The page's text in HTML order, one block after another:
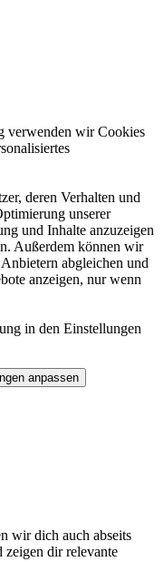
verwenden wir Cookies
deren Verhalten und
unserer
und Inhalte anzuzeigen
Außerdem können wir
abgleichen und
anzeigen, nur wenn
in den Einstellungen
anpassen
wir dich auch abseits
zeigen dir relevante